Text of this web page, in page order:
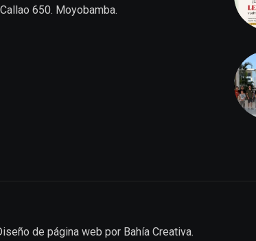
650. Moyobamba.
de página web por Bahía Creativa.